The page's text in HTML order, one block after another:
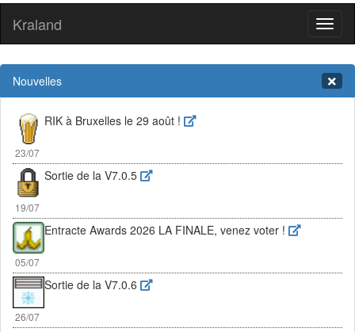
Kraland
Nouvelles
23/07
RIK à Bruxelles le 29 août !
19/07
Sortie de la V7.0.5
05/07
Entracte Awards 2026 LA FINALE, venez voter !
26/07
Sortie de la V7.0.6